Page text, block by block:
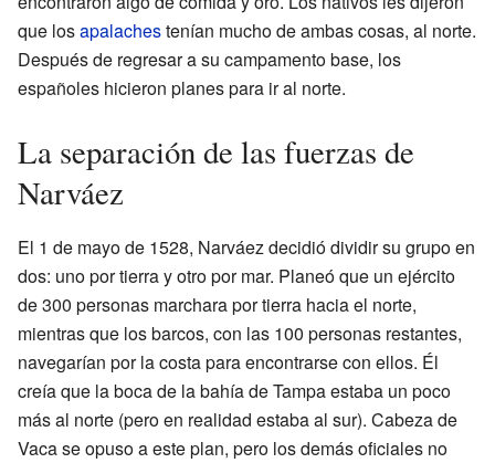
que losapalachestenían mucho de ambas cosas, al norte.
Después de regresar a su campamento base, los
españoles hicieron planes para ir al norte.
La separación de las fuerzas de
Narváez
El 1 de mayo de 1528, Narváez decidió dividir su grupo en
dos: uno por tierra y otro por mar. Planeó que un ejército
de 300 personas marchara por tierra hacia el norte,
mientras que los barcos, con las 100 personas restantes,
navegarían por la costa para encontrarse con ellos. Él
creía que la boca de la bahía de Tampa estaba un poco
más al norte (pero en realidad estaba al sur). Cabeza de
Vaca se opuso a este plan, pero los demás oficiales no